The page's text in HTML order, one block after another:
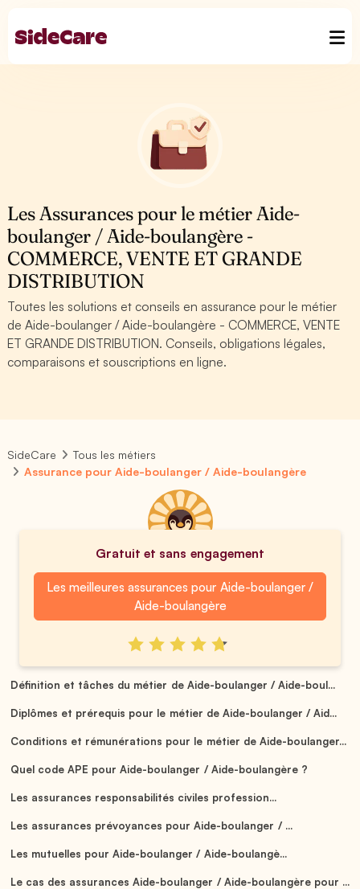
Les Assurances pour le métier Aide-
boulanger / Aide-boulangère -
COMMERCE, VENTE ET GRANDE
DISTRIBUTION
Toutes les solutions et conseils en assurance pour le métier
de Aide-boulanger / Aide-boulangère - COMMERCE, VENTE
ET GRANDE DISTRIBUTION. Conseils, obligations légales,
comparaisons et souscriptions en ligne.
SideCare
Tous les métiers
Assurance pour Aide-boulanger / Aide-boulangère
Gratuit et sans engagement
Les meilleures assurances pour Aide-boulanger /
Aide-boulangère
Définition et tâches du métier de Aide-boulanger / Aide-boul...
Diplômes et prérequis pour le métier de Aide-boulanger / Aid...
Conditions et rémunérations pour le métier de Aide-boulanger...
Quel code APE pour Aide-boulanger / Aide-boulangère ?
Les assurances responsabilités civiles profession...
Les assurances prévoyances pour Aide-boulanger / ...
Les mutuelles pour Aide-boulanger / Aide-boulangè...
Le cas des assurances Aide-boulanger / Aide-boulangère pour ...